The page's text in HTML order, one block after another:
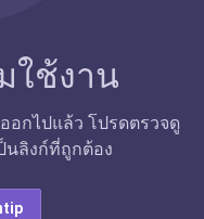
ใช้งาน
อกไปแล้ว โปรดตรวจดู
นลิงก์ที่ถูกต้อง